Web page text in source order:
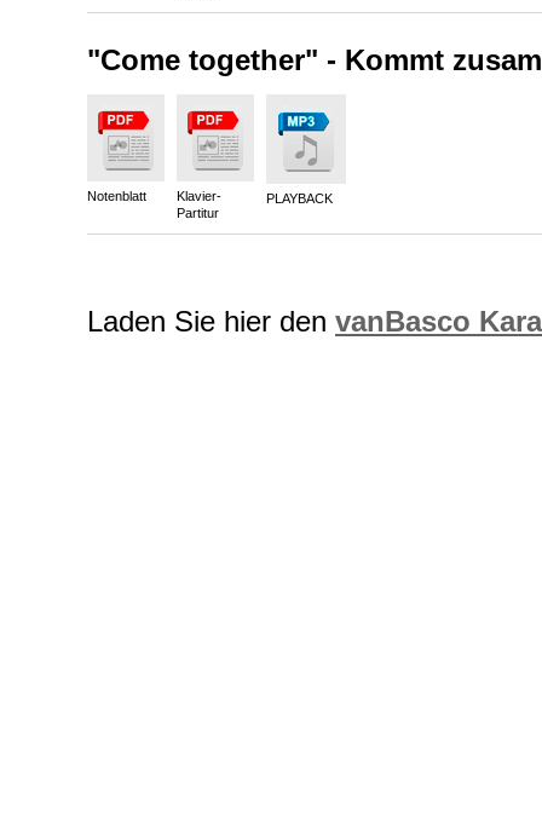
"Come together" - Kommt
Notenblatt
Klavier-
Partitur
PLAYBACK
Laden Sie hier den vanBasco